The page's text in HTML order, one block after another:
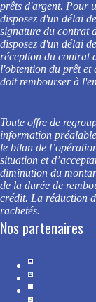
prêts d'argent. Pour
disposez d'un délai
signature du contrat
disposez d'un délai
réception du contrat
l'obtention du prêt et
doit rembourser à
Toute offre de
information
le bilan de
situation et
diminution du
de la durée de
crédit. La réduction
rachetés.
Nos partenaires